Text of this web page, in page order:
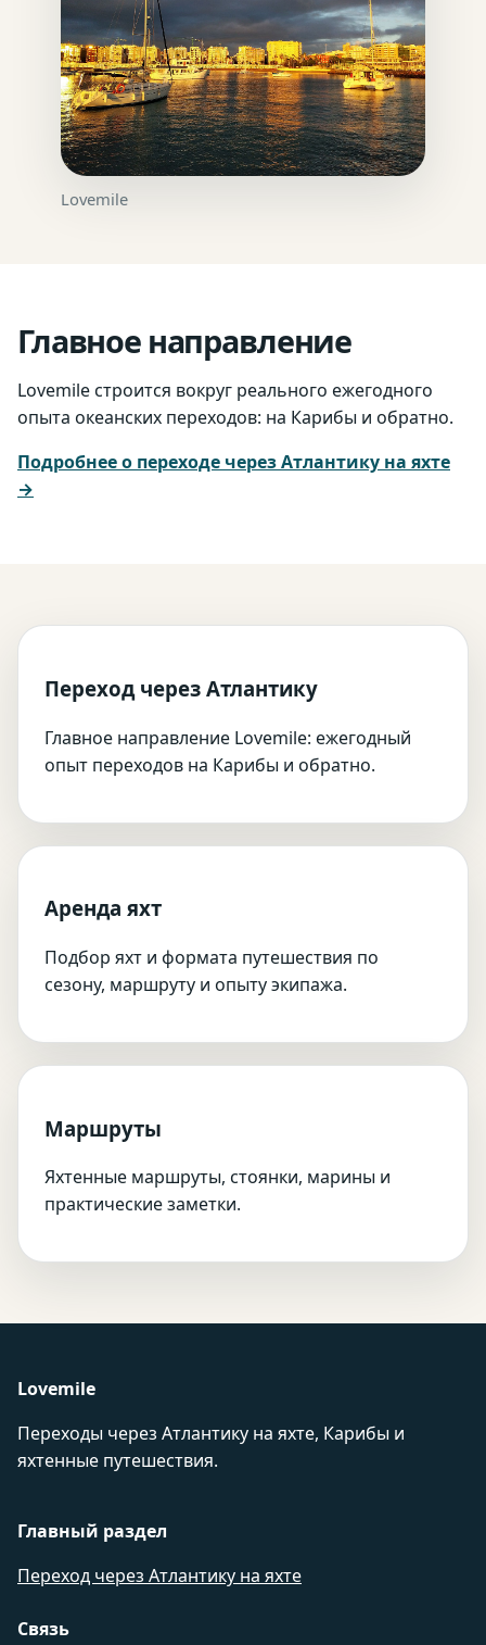
Lovemile
Главное направление
Lovemile строится вокруг реального ежегодного
опыта океанских переходов: на Карибы и обратно.
Подробнее о переходе через Атлантику на яхте
→
Переход через Атлантику
Главное направление Lovemile: ежегодный
опыт переходов на Карибы и обратно.
Аренда яхт
Подбор яхт и формата путешествия по
сезону, маршруту и опыту экипажа.
Маршруты
Яхтенные маршруты, стоянки, марины и
практические заметки.
Lovemile
Переходы через Атлантику на яхте, Карибы и
яхтенные путешествия.
Главный раздел
Переход через Атлантику на яхте
Связь